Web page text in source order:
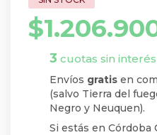
$
3 cuotas sin
Envíos gratis en
(salvo Tierra del
Negro y Neuquen).
Si estás en Córdoba